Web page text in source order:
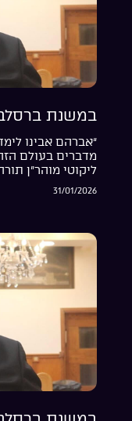
במשנת
“אברהם אבינו
מדברים בעולם
ליקוטי מוהר”ן תורה ל”ו שיעור
31/01/2026